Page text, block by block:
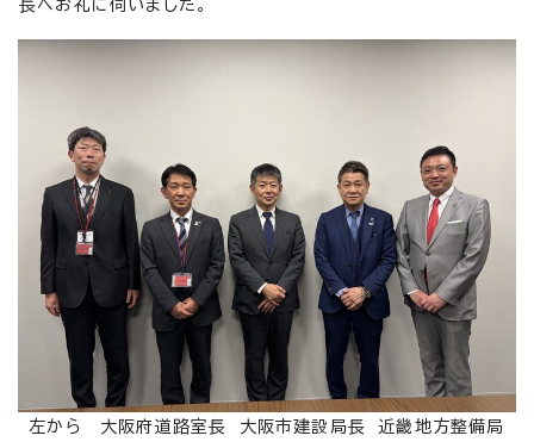
長へお礼に伺いました。
左から 大阪府道路室長 大阪市建設局長 近畿地方整備局